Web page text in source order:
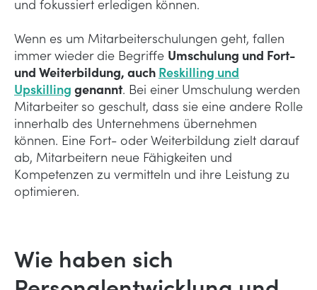
und fokussiert erledigen können.
Wenn es um Mitarbeiterschulungen geht, fallen
immer wieder die Begriffe Umschulung und Fort-
und Weiterbildung, auch Reskilling und
Upskilling genannt. Bei einer Umschulung werden
Mitarbeiter so geschult, dass sie eine andere Rolle
innerhalb des Unternehmens übernehmen
können. Eine Fort- oder Weiterbildung zielt darauf
ab, Mitarbeitern neue Fähigkeiten und
Kompetenzen zu vermitteln und ihre Leistung zu
optimieren.
Wie haben sich